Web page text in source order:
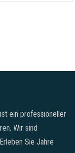
ein professioneller
Wir sind
Sie Jahre